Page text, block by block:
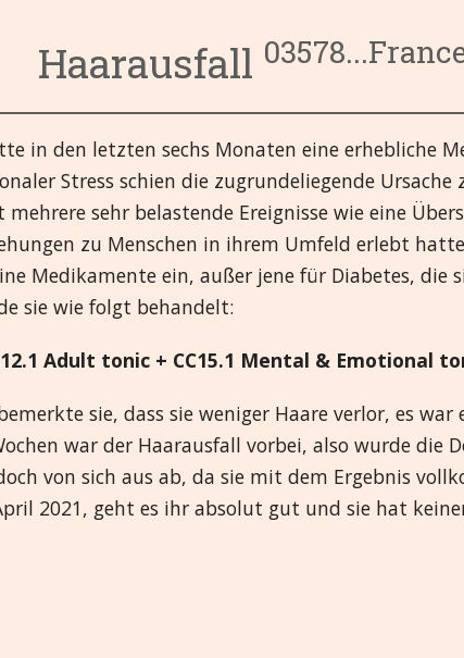
3. Kreislaufsystem
4.Verdauungssystem
6. Hormonsystem
7. Augen
8. Weibliche Organe
9. Fieber und Infektionen
10. Erste Hilfe und Verletzungen
11. Kopf
12. Immunsystem
14. Männliche Organe
15. Mental und Emotional
16. Miasmen
18. Nervensystem
19. Atmungssystem
20. Skelett, Muskeln und Gelenke
Haarausfall
in den letzten sechs Monaten eine erhebliche
Stress schien die zugrundeliegende Ursache
sehr belastende Ereignisse wie eine
zu Menschen in ihrem Umfeld erlebt
Medikamente ein, außer jene für Diabetes, die
sie wie folgt behandelt:
Adult tonic + CC15.1 Mental & Emotional
sie, dass sie weniger Haare verlor, es war
war der Haarausfall vorbei, also wurde die
von sich aus ab, da sie mit dem Ergebnis
2021, geht es ihr absolut gut und sie hat